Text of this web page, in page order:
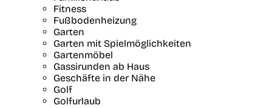
Fitness
Fußbodenheizung
Garten
Garten mit Spielmöglichkeiten
Gartenmöbel
Gassirunden ab Haus
Geschäfte in der Nähe
Golf
Golfurlaub